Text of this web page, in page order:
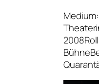
Medium: